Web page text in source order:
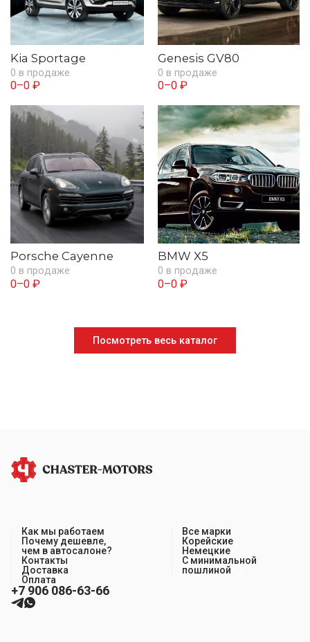
Kia Sportage
0 в продаже
0–0 ₽
Genesis GV80
0 в продаже
0–0 ₽
Porsche Cayenne
0 в продаже
0–0 ₽
BMW X5
0 в продаже
0–0 ₽
Посмотреть весь каталог
Как мы работаем
Почему дешевле,
чем в автосалоне?
Контакты
Доставка
Оплата
Все марки
Корейские
Немецкие
С минимальной
пошлиной
+7 906 086-63-66